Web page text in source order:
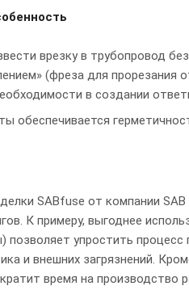
врезку в трубопровод
(фреза для прорезания
в создании
обеспечивается
SABfuse от компании
К примеру, выгоднее
позволяет упростить
и внешних загрязнений.
время на производство